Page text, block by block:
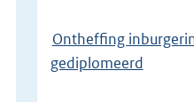
Ontheffing
gediplomeerd